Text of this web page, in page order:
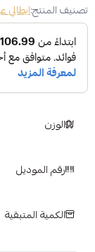
تصنيف المنتج:ايطالي
الوزن
رقم الموديل
الكمية المتبقية